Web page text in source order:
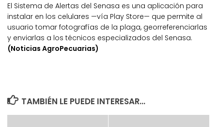
El Sistema de Alertas del Senasa es una aplicación para
instalar en los celulares —vía Play Store— que permite al
usuario tomar fotografías de la plaga, georreferenciarlas
y enviarlas a los técnicos especializados del Senasa.
(Noticias AgroPecuarias)
TAMBIÉN LE PUEDE INTERESAR...